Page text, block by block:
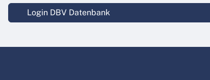
Login DBV Datenbank